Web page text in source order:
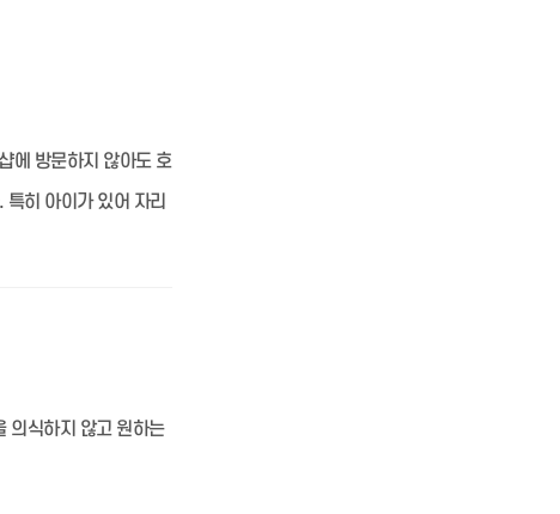
에 방문하지 않아도 호
히 아이가 있어 자리
의식하지 않고 원하는